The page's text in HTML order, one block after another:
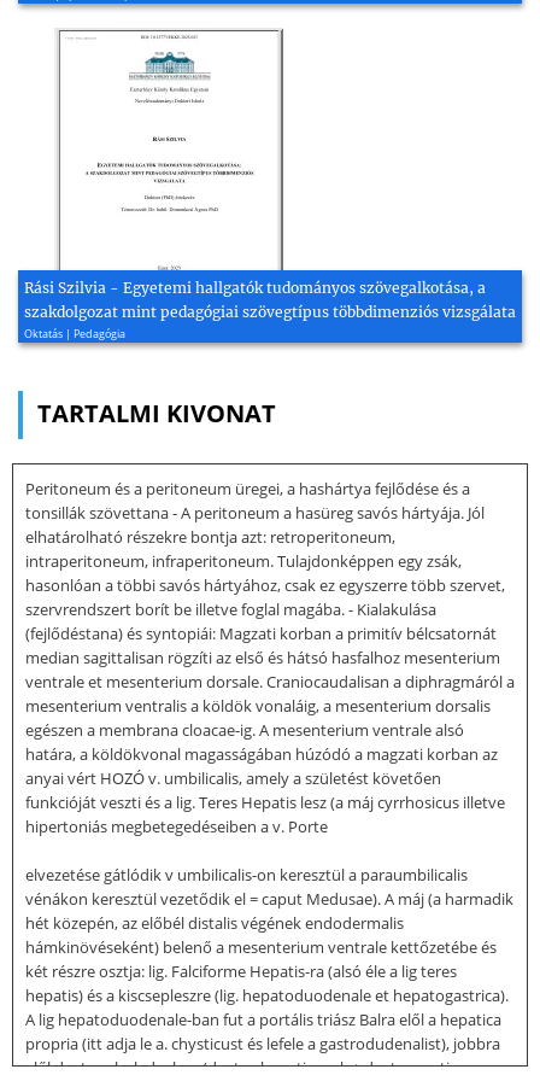
Rási Szilvia - Egyetemi hallgatók tudományos szövegalkotása, a
szakdolgozat mint pedagógiai szövegtípus többdimenziós vizsgálata
Oktatás | Pedagógia
TARTALMI KIVONAT
Peritoneum és a peritoneum üregei, a hashártya fejlődése és a
tonsillák szövettana - A peritoneum a hasüreg savós hártyája. Jól
elhatárolható részekre bontja azt: retroperitoneum,
intraperitoneum, infraperitoneum. Tulajdonképpen egy zsák,
hasonlóan a többi savós hártyához, csak ez egyszerre több szervet,
szervrendszert borít be illetve foglal magába. - Kialakulása
(fejlődéstana) és syntopiái: Magzati korban a primitív bélcsatornát
median sagittalisan rögzíti az első és hátsó hasfalhoz mesenterium
ventrale et mesenterium dorsale. Craniocaudalisan a diphragmáról a
mesenterium ventralis a köldök vonaláig, a mesenterium dorsalis
egészen a membrana cloacae-ig. A mesenterium ventrale alsó
határa, a köldökvonal magasságában húzódó a magzati korban az
anyai vért HOZÓ v. umbilicalis, amely a születést követően
funkcióját veszti és a lig. Teres Hepatis lesz (a máj cyrrhosicus illetve
hipertoniás megbetegedéseiben a v. Porte
elvezetése gátlódik v umbilicalis-on keresztül a paraumbilicalis
vénákon keresztül vezetődik el = caput Medusae). A máj (a harmadik
hét közepén, az előbél distalis végének endodermalis
hámkinövéseként) belenő a mesenterium ventrale kettőzetébe és
két részre osztja: lig. Falciforme Hepatis-ra (alsó éle a lig teres
hepatis) és a kiscsepleszre (lig. hepatoduodenale et hepatogastrica).
A lig hepatoduodenale-ban fut a portális triász Balra elől a hepatica
propria (itt adja le a. chysticust és lefele a gastrodudenalist), jobbra
elől ductus choleduchus (ductus hepaticusok + ductus cysticus, pars